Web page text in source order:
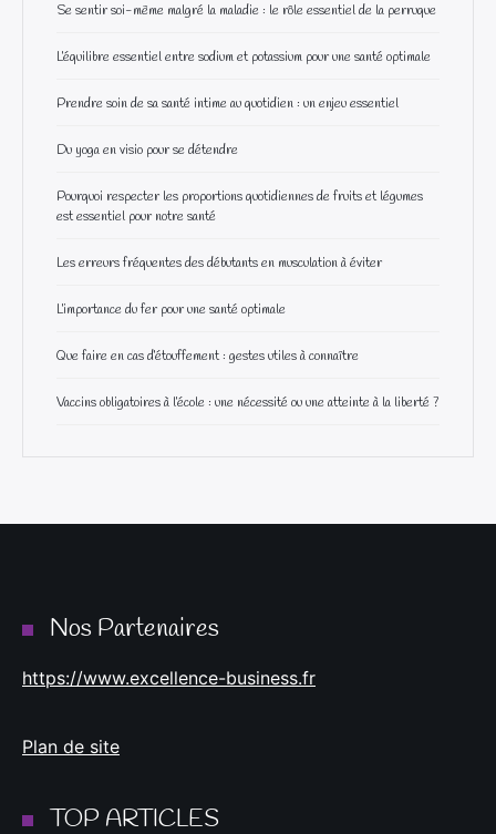
Se sentir soi-même malgré la maladie : le rôle essentiel de la perruque
L’équilibre essentiel entre sodium et potassium pour une santé optimale
Prendre soin de sa santé intime au quotidien : un enjeu essentiel
Du yoga en visio pour se détendre
Pourquoi respecter les proportions quotidiennes de fruits et légumes
est essentiel pour notre santé
Les erreurs fréquentes des débutants en musculation à éviter
L’importance du fer pour une santé optimale
Que faire en cas d’étouffement : gestes utiles à connaître
Vaccins obligatoires à l’école : une nécessité ou une atteinte à la liberté ?
Nos Partenaires
https://www.excellence-business.fr
Plan de site
TOP ARTICLES